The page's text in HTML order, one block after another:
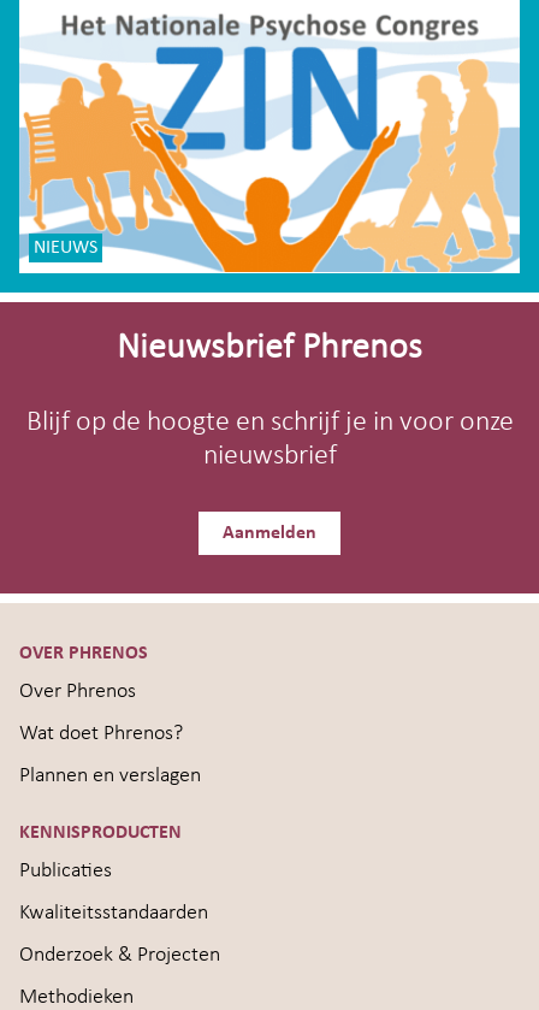
NIEUWS
Site-
Nieuwsbrief Phrenos
Blijf op de hoogte en schrijf je in voor onze
nieuwsbrief
Aanmelden
OVER PHRENOS
Over Phrenos
Wat doet Phrenos?
Plannen en verslagen
KENNISPRODUCTEN
Publicaties
Kwaliteitsstandaarden
Onderzoek & Projecten
Methodieken